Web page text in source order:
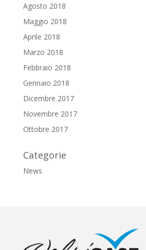
Agosto 2018
Maggio 2018
Aprile 2018
Marzo 2018
Febbraio 2018
Gennaio 2018
Dicembre 2017
Novembre 2017
Ottobre 2017
Categorie
News